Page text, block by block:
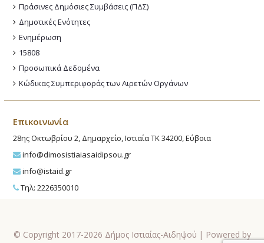
Πράσινες Δημόσιες Συμβάσεις (ΠΔΣ)
Δημοτικές Ενότητες
Ενημέρωση
15808
Προσωπικά Δεδομένα
Κώδικας Συμπεριφοράς των Αιρετών Οργάνων
Επικοινωνία
28ης Οκτωβρίου 2, Δημαρχείο, Ιστιαία ΤΚ 34200, Εύβοια
info@dimosistiaiasaidipsou.gr
info@istaid.gr
Τηλ: 2226350010
© Copyright 2017-2026 Δήμος Ιστιαίας-Αιδηψού | Powered by